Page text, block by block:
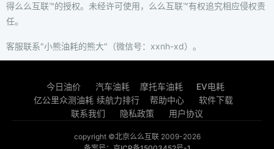
得么么互联™的授权。未经许可使用，么么互联™有权追究相应侵权责
任。
客服联系"小熊油耗的熊大"（微信号：xxnh-xd）。
今日油价 汽车油耗 摩托车油耗
EV电耗
亿公里众测油耗 续航力排行 帮助中心
软件下载
联系我们
隐私政策 用户协议
copyright ©北京么么互联 2009-2026